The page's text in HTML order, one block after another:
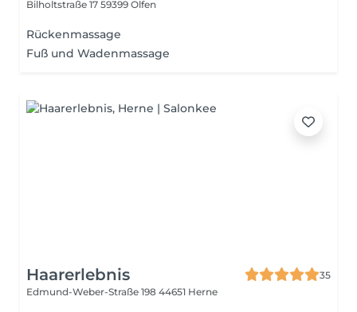
Bilholtstraße 17 59399 Olfen
Rückenmassage
Fuß und Wadenmassage
Haarerlebnis
35
Edmund-Weber-Straße 198 44651 Herne